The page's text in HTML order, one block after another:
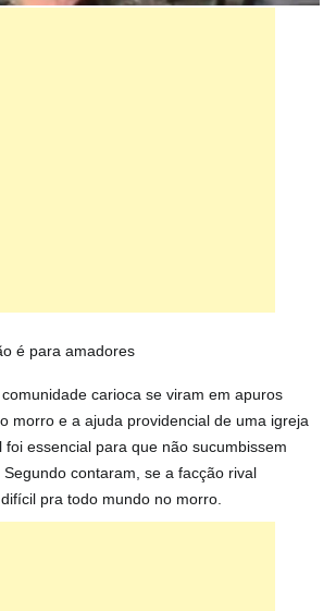
é para amadores
carioca se viram em apuros
morro e a ajuda providencial de uma igreja
foi essencial para que não sucumbissem
contaram, se a facção rival
pra todo mundo no morro.